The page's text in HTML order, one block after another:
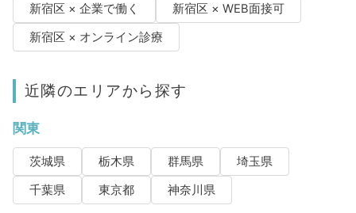
新宿区 × 企業で働く
新宿区 × WEB面接可
新宿区 × オンライン診療
近隣のエリアから探す
関東
茨城県 栃木県 群馬県
埼玉県
千葉県
東京都 神奈川県